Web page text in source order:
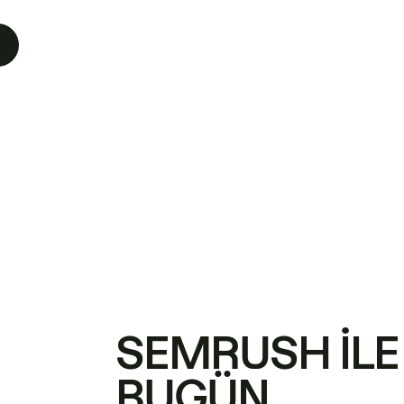
SEMRUSH ILE